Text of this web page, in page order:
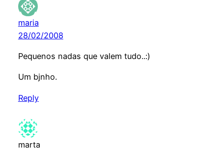
maria
28/02/2008
Pequenos nadas que valem tudo..:)
Um bjnho.
Reply
marta